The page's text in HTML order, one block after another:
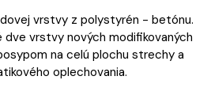
vrstvy z polystyrén - betónu.
dve vrstvy nových modifikovaných
na celú plochu strechy a
oplechovania.